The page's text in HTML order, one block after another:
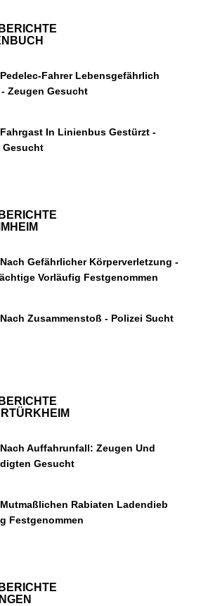
Fahrer Lebensgefährlich
- Zeugen Gesucht
In Linienbus Gestürzt -
Gesucht
Gefährlicher Körperverletzung -
Vorläufig Festgenommen
Zusammenstoß - Polizei Sucht
Auffahrunfall: Zeugen Und
Gesucht
Rabiaten Ladendieb
Festgenommen